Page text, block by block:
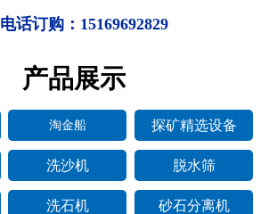
电话订购：15169692829
产品展示
淘金船 探矿精选设备
洗沙机 脱水筛
洗石机 砂石分离机